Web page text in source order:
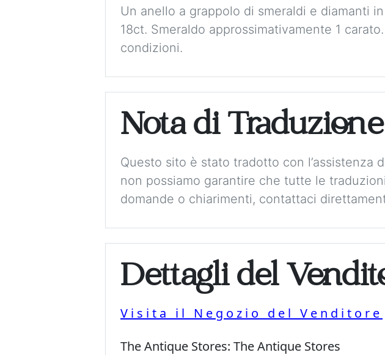
Un anello a grappolo di smeraldi e diamanti
18ct. Smeraldo approssimativamente 1
condizioni.
Nota di Traduzione
Questo sito è stato tradotto con l’assistenza
non possiamo garantire che tutte le
domande o chiarimenti, contattaci
Dettagli del
Visita il Negozio del Venditore
The Antique Stores: The Antique Stores